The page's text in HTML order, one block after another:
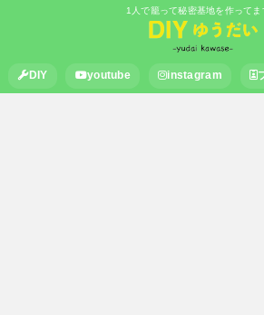
1人で籠って秘密基地を作ってま
DIY youtube instagram